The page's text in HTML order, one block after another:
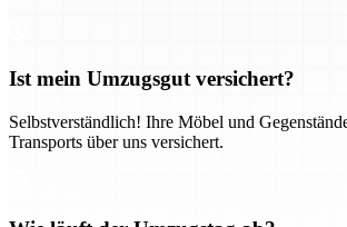
Ist mein Umzugsgut versichert?
Selbstverständlich! Ihre Möbel und
Transports über uns versichert.